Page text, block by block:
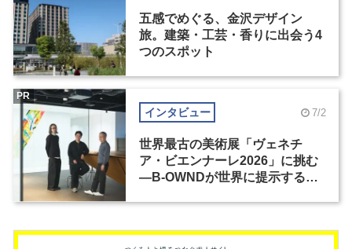
五感でめぐる、金沢デザイン
旅。建築・工芸・香りに出会う4
つのスポット
インタビュー 7/2
世界最古の美術展「ヴェネチ
ア・ビエンナーレ2026」に挑む
―B-OWNDが世界に提示する美
PR